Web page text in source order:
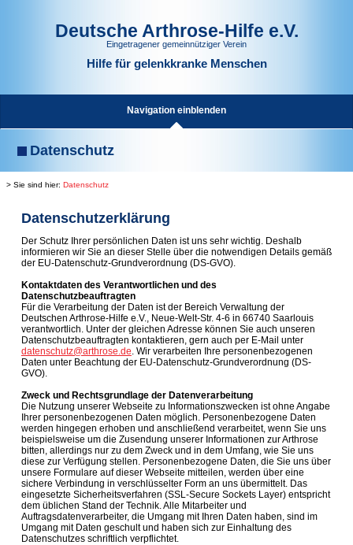
Deutsche Arthrose-Hilfe e.V.
Eingetragener gemeinnütziger Verein
Hilfe für gelenkkranke Menschen
Navigation einblenden
Datenschutz
> Sie sind hier: Datenschutz
Datenschutzerklärung
Der Schutz Ihrer persönlichen Daten ist uns sehr wichtig. Deshalb
informieren wir Sie an dieser Stelle über die notwendigen Details gemäß
der EU-Datenschutz-Grundverordnung (DS-GVO).
Kontaktdaten des Verantwortlichen und des
Datenschutzbeauftragten
Für die Verarbeitung der Daten ist der Bereich Verwaltung der
Deutschen Arthrose-Hilfe e.V., Neue-Welt-Str. 4-6 in 66740 Saarlouis
verantwortlich. Unter der gleichen Adresse können Sie auch unseren
Datenschutzbeauftragten kontaktieren, gern auch per E-Mail unter
datenschutz@arthrose.de. Wir verarbeiten Ihre personenbezogenen
Daten unter Beachtung der EU-Datenschutz-Grundverordnung (DS-
GVO).
Zweck und Rechtsgrundlage der Datenverarbeitung
Die Nutzung unserer Webseite zu Informationszwecken ist ohne Angabe
Ihrer personenbezogenen Daten möglich. Personenbezogene Daten
werden hingegen erhoben und anschließend verarbeitet, wenn Sie uns
beispielsweise um die Zusendung unserer Informationen zur Arthrose
bitten, allerdings nur zu dem Zweck und in dem Umfang, wie Sie uns
diese zur Verfügung stellen. Personenbezogene Daten, die Sie uns über
unsere Formulare auf dieser Webseite mitteilen, werden über eine
sichere Verbindung in verschlüsselter Form an uns übermittelt. Das
eingesetzte Sicherheitsverfahren (SSL-Secure Sockets Layer) entspricht
dem üblichen Stand der Technik. Alle Mitarbeiter und
Auftragsdatenverarbeiter, die Umgang mit Ihren Daten haben, sind im
Umgang mit Daten geschult und haben sich zur Einhaltung des
Datenschutzes schriftlich verpflichtet.